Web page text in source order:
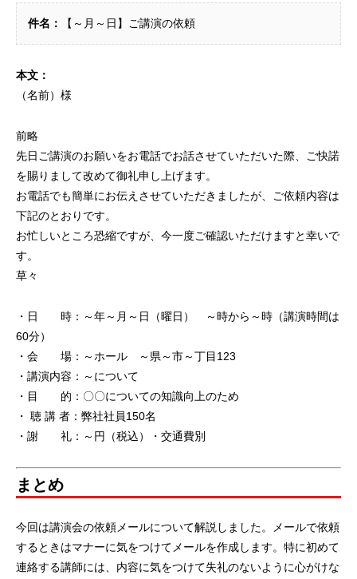
件名： 【～月～日】ご講演の依頼
本文：
（名前）様
前略
先日ご講演のお願いをお電話でお話させていただいた際、ご快諾
を賜りまして改めて御礼申し上げます。
お電話でも簡単にお伝えさせていただきましたが、ご依頼内容は
下記のとおりです。
お忙しいところ恐縮ですが、今一度ご確認いただけますと幸いで
す。
草々
・日 時：～年～月～日（曜日） ～時から～時（講演時間は
60分）
・会 場：～ホール ～県～市～丁目123
・講演内容：～について
・目 的：〇〇についての知識向上のため
・ 聴 講 者：弊社社員150名
・謝 礼：～円（税込）・交通費別
まとめ
今回は講演会の依頼メールについて解説しました。メールで依頼
するときはマナーに気をつけてメールを作成します。特に初めて
連絡する講師には、内容に気をつけて失礼のないように心がけな